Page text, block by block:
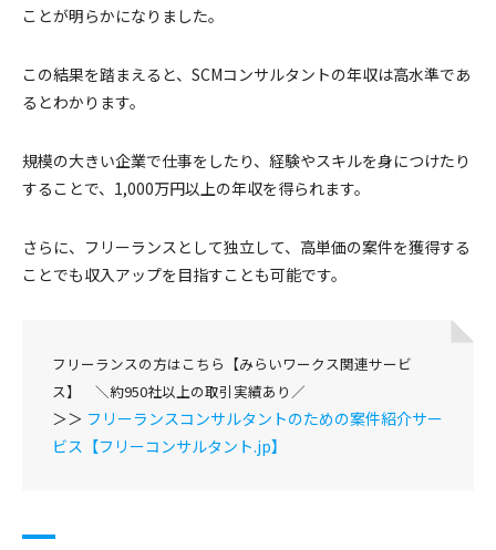
ことが明らかになりました。
この結果を踏まえると、SCMコンサルタントの年収は高水準であ
るとわかります。
規模の大きい企業で仕事をしたり、経験やスキルを身につけたり
することで、1,000万円以上の年収を得られます。
さらに、フリーランスとして独立して、高単価の案件を獲得する
ことでも収入アップを目指すことも可能です。
フリーランスの方はこちら【みらいワークス関連サービ
ス】 ＼約950社以上の取引実績あり／
＞＞ フリーランスコンサルタントのための案件紹介サー
ビス【フリーコンサルタント.jp】